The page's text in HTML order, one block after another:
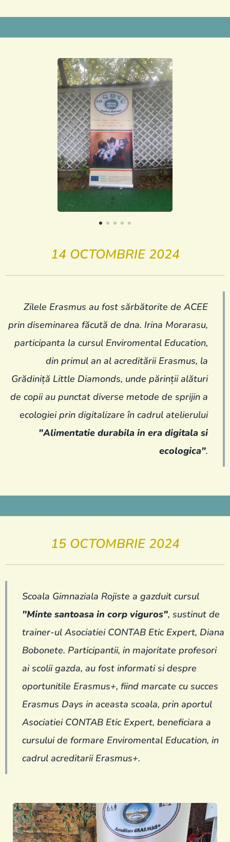
14 OCTOMBRIE 2024
Zilele Erasmus au fost sărbătorite de ACEE
prin diseminarea făcută de dna. Irina Morarasu,
participanta la cursul Enviromental Education,
din primul an al acreditării Erasmus, la
Grădiniță Little Diamonds, unde părinții alături
de copii au punctat diverse metode de sprijin a
ecologiei prin digitalizare în cadrul atelierului
"Alimentatie durabila in era digitala si
ecologica".
15 OCTOMBRIE 2024
Scoala Gimnaziala Rojiste a gazduit cursul
"Minte santoasa in corp viguros", sustinut de
trainer-ul Asociatiei CONTAB Etic Expert, Diana
Bobonete. Participantii, in majoritate profesori
ai scolii gazda, au fost informati si despre
oportunitile Erasmus+, fiind marcate cu succes
Erasmus Days in aceasta scoala, prin aportul
Asociatiei CONTAB Etic Expert, beneficiara a
cursului de formare Enviromental Education, in
cadrul acreditarii Erasmus+.